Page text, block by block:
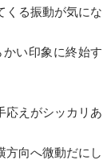
くる振動が気にな
い印象に終始す
応えがシッカリあ
方向へ微動だにし